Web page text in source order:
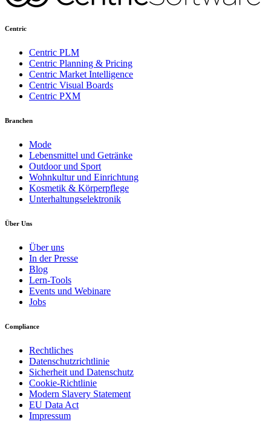
Centric
Centric PLM
Centric Planning & Pricing
Centric Market Intelligence
Centric Visual Boards
Centric PXM
Branchen
Mode
Lebensmittel und Getränke
Outdoor und Sport
Wohnkultur und Einrichtung
Kosmetik & Körperpflege
Unterhaltungselektronik
Über Uns
Über uns
In der Presse
Blog
Lern-Tools
Events und Webinare
Jobs
Compliance
Rechtliches
Datenschutzrichtlinie
Sicherheit und Datenschutz
Cookie-Richtlinie
Modern Slavery Statement
EU Data Act
Impressum